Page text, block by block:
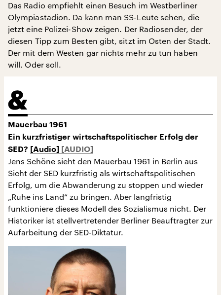
Das Radio empfiehlt einen Besuch im Westberliner
Olympiastadion. Da kann man SS-Leute sehen, die
jetzt eine Polizei-Show zeigen. Der Radiosender, der
diesen Tipp zum Besten gibt, sitzt im Osten der Stadt.
Der mit dem Westen gar nichts mehr zu tun haben
will. Oder soll.
Mauerbau 1961
Ein kurzfristiger wirtschaftspolitischer Erfolg der
SED? [Audio]
Jens Schöne sieht den Mauerbau 1961 in Berlin aus
Sicht der SED kurzfristig als wirtschaftspolitischen
Erfolg, um die Abwanderung zu stoppen und wieder
„Ruhe ins Land“ zu bringen. Aber langfristig
funktioniere dieses Modell des Sozialismus nicht. Der
Historiker ist stellvertretender Berliner Beauftragter zur
Aufarbeitung der SED-Diktatur.